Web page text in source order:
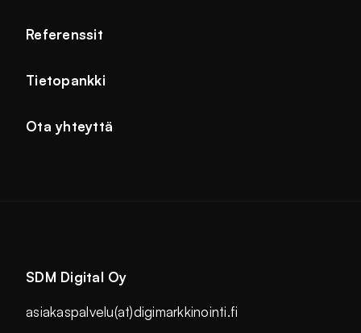
Referenssit
Tietopankki
Ota yhteyttä
SDM Digital Oy
asiakaspalvelu(at)digimarkkinointi.fi